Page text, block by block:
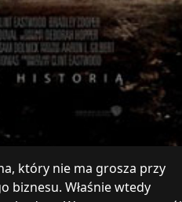
który nie ma grosza przy
biznesu. Właśnie wtedy